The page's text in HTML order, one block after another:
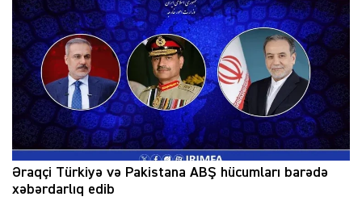
Əraqçi Türkiyə və Pakistana ABŞ hücumları barədə
xəbərdarlıq edib